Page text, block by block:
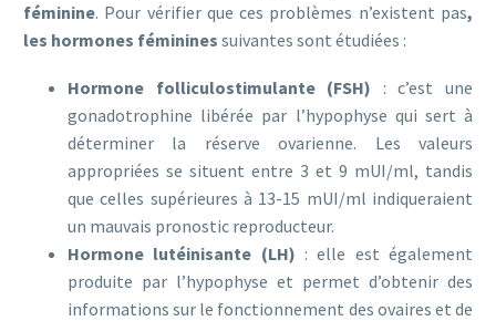
féminine. Pour vérifier que ces problèmes n’existent pas,
les hormones féminines suivantes sont étudiées :
Hormone folliculostimulante (FSH) : c’est une
gonadotrophine libérée par l’hypophyse qui sert à
déterminer la réserve ovarienne. Les valeurs
appropriées se situent entre 3 et 9 mUI/ml, tandis
que celles supérieures à 13-15 mUI/ml indiqueraient
un mauvais pronostic reproducteur.
Hormone lutéinisante (LH) : elle est également
produite par l’hypophyse et permet d’obtenir des
informations sur le fonctionnement des ovaires et de